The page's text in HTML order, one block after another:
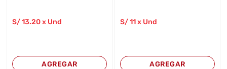
S/13.20 x Und
AGREGAR
S/11x Und
AGREGAR